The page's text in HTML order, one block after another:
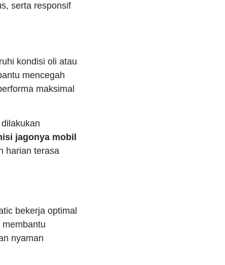
serta responsif
kondisi oli atau
mencegah
maksimal
jagonya mobil
harian terasa
bekerja optimal
nyaman